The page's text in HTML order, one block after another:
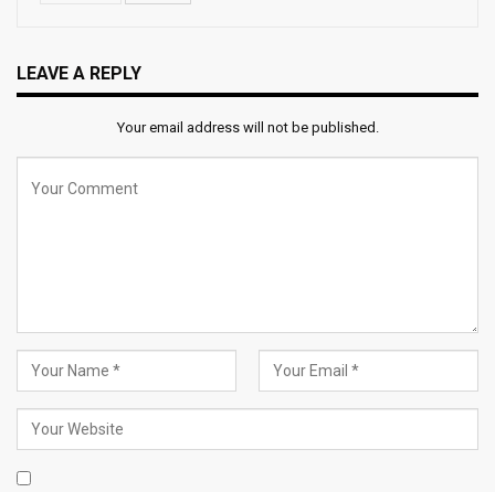
LEAVE A REPLY
Your email address will not be published.